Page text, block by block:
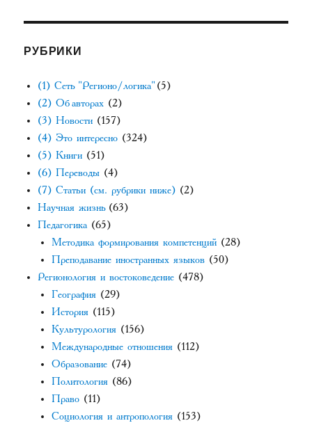
РУБРИКИ
(1) Сеть "Регионо/логика"(5)
(2) Об авторах (2)
(3) Новости (157)
(4) Это интересно (324)
(5) Книги (51)
(6) Переводы (4)
(7) Статьи (см. рубрики ниже) (2)
Научная жизнь(63)
Педагогика (65)
Методика формирования компетенций (28)
Преподавание иностранных языков (50)
Регионология и востоковедение (478)
География (29)
История (115)
Культурология (156)
Международные отношения (112)
Образование (74)
Политология (86)
Право (11)
Социология и антропология (153)